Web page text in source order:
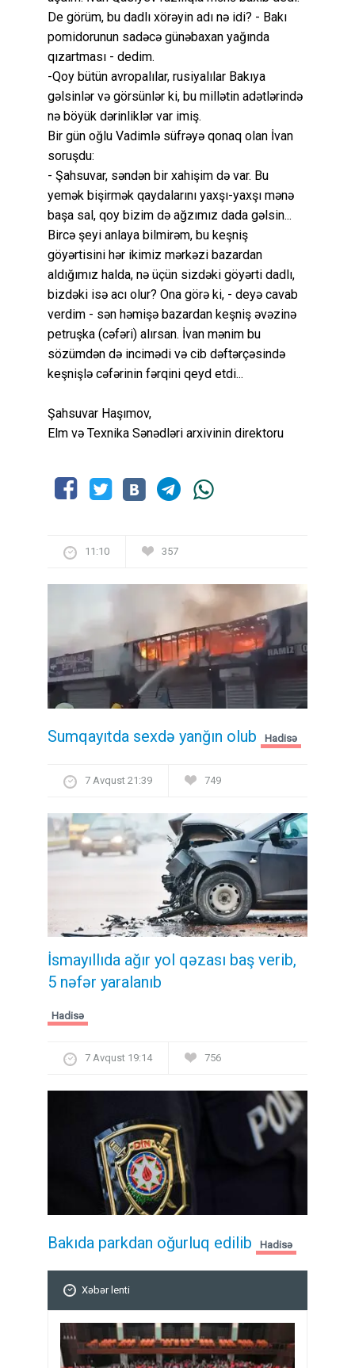
De görüm, bu dadlı xörəyin adı nə idi? - Bakı
pomidorunun sadəcə günəbaxan yağında
qızartması - dedim.
-Qoy bütün avropalılar, rusiyalılar Bakıya
gəlsinlər və görsünlər ki, bu millətin adətlərində
nə böyük dərinliklər var imiş.
Bir gün oğlu Vadimlə süfrəyə qonaq olan İvan
soruşdu:
- Şahsuvar, səndən bir xahişim də var. Bu
yemək bişirmək qaydalarını yaxşı-yaxşı mənə
başa sal, qoy bizim də ağzımız dada gəlsin...
Bircə şeyi anlaya bilmirəm, bu keşniş
göyərtisini hər ikimiz mərkəzi bazardan
aldığımız halda, nə üçün sizdəki göyərti dadlı,
bizdəki isə acı olur? Ona görə ki, - deyə cavab
verdim - sən həmişə bazardan keşniş əvəzinə
petruşka (cəfəri) alırsan. İvan mənim bu
sözümdən də incimədi və cib dəftərçəsində
keşnişlə cəfərinin fərqini qeyd etdi...
Şahsuvar Haşımov,
Elm və Texnika Sənədləri arxivinin direktoru
11:10 357
Sumqayıtda sexdə yanğın olub Hadisə
7 Avqust 21:39 749
İsmayıllıda ağır yol qəzası baş verib,
5 nəfər yaralanıb
Hadisə
7 Avqust 19:14 756
Bakıda parkdan oğurluq edilib Hadisə
Xəbər lenti